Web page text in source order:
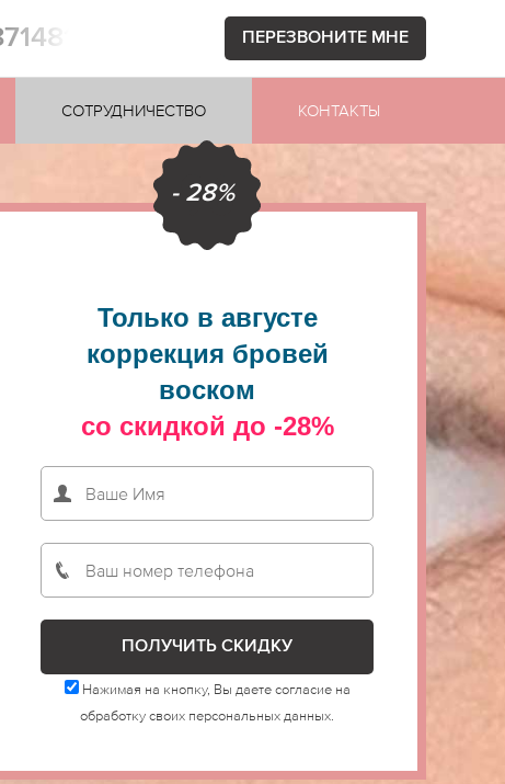
ПЕРЕЗВОНИТЕ МНЕ
СОТРУДНИЧЕСТВО КОНТАКТЫ
- 28%
Только в августе
коррекция бровей
воском
со скидкой до -28%
Нажимая на кнопку, Вы даете согласие на
обработку своих персональных данных.